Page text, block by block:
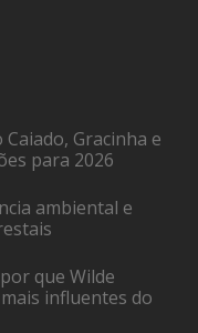
Gracinha e
para 2026
ambiental e
que Wilde
influentes do